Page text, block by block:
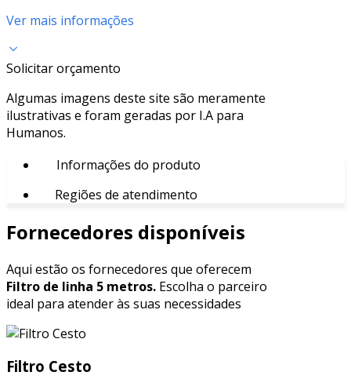
Ver mais informações
Solicitar orçamento
Algumas imagens deste site são meramente
ilustrativas e foram geradas por I.A para
Humanos.
Informações do produto
Regiões de atendimento
Fornecedores disponíveis
Aqui estão os fornecedores que oferecem
Filtro de linha 5 metros. Escolha o parceiro
ideal para atender às suas necessidades
Filtro Cesto